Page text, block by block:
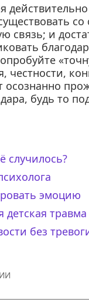
связь; и
честности,
осознанно
будь то
случилось?
эмоцию
травма
без